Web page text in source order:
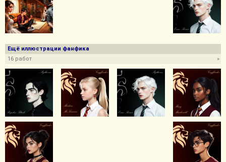
Ещё иллюстрации фанфика
16 работ
»